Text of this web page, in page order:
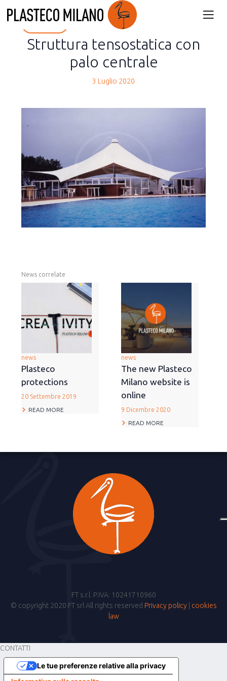
back
Struttura tensostatica con
palo centrale
3 Luglio 2020
News correlate
news
Plasteco
protections
20 Settembre 2019
READ MORE
news
The new Plasteco
Milano website is
online
9 Dicembre 2020
READ MORE
FT s.r.l. P.IVA: 10241710960
© copyright 2020 FT srl All rights reserved Privacy policy| cookies
law
CONTATTI
Le tue preferenze relative alla privacy